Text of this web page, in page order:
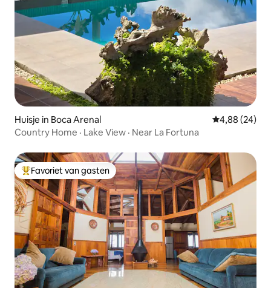
Huisje in Boca Arenal Gemiddelde
4,88 (24)
Country Home · Lake View · Near La Fortuna
Topfavoriet van gasten
Favoriet van gasten